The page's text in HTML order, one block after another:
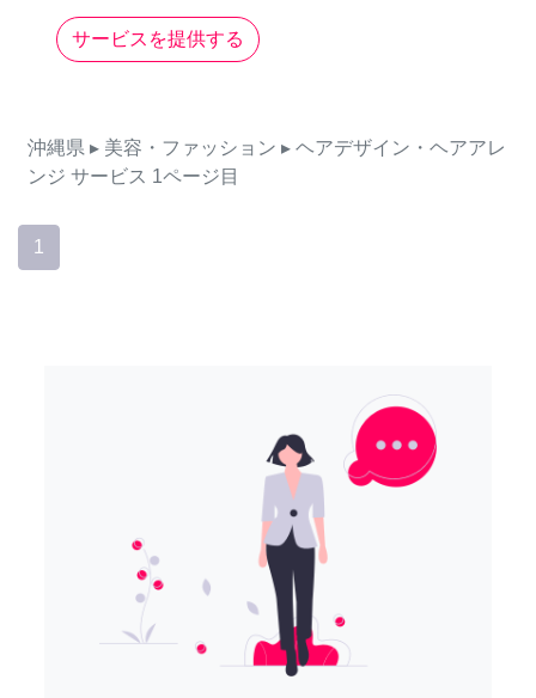
サービスを提供する
沖縄県 ▸ 美容・ファッション ▸ ヘアデザイン・ヘアアレ
ンジ サービス 1ページ目
1